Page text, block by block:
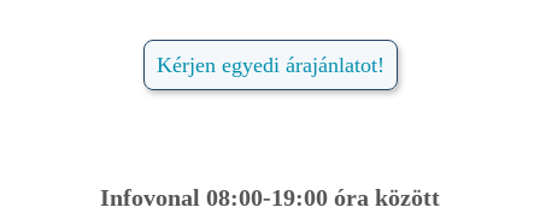
Kérjen egyedi árajánlatot!
Infovonal 08:00-19:00 óra között